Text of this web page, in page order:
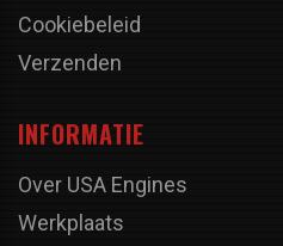
Cookiebeleid
Verzenden
INFORMATIE
Over USA Engines
Werkplaats